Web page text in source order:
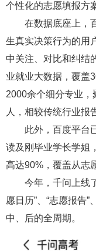
个性化的志愿填报方
在数据底座上，
生真实决策行为的用
中关注、对比和纠结
业就业大数据，覆盖
2000余个细分专业
人，相较传统行业报
此外，百度平台
读及刚毕业学长学姐
高达90%，覆盖从志
今年，千问上线
愿日历”、“志愿报告”
中、后的全周期。